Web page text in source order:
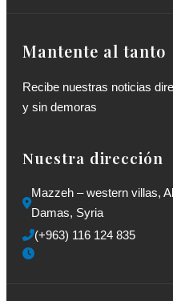
Mantente al tanto
Recibe nuestras noticias
y sin demoras
Nuestra dirección
Mazzeh – western villas,
Damas, Syria
(+963) 116 124 835